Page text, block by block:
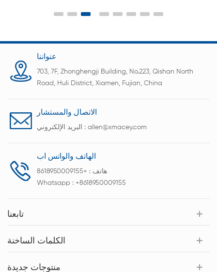
التيار المتردد (ACIR) للخلايا الأسطوانية مثل 18650
إلى 3200 قطعة/ساعة مع تكامل سلس مع نظام إدارة
عمليات التصنيع (MES)، توفر هذه الآلة حلاً مرنًا وجاهزًا
عنواننا
703, 7F, Zhonghengji Building, No.223, Qishan North
Road, Huli District, Xiamen, Fujian, China
الاتصال والمستشار
البريد الإلكتروني : allen@xmacey.com
الهاتف والواتس اب
هاتف : +8618950009155
Whatsapp : +8618950009155
تابعنا
الكلمات الساخنة
منتوجات جديدة